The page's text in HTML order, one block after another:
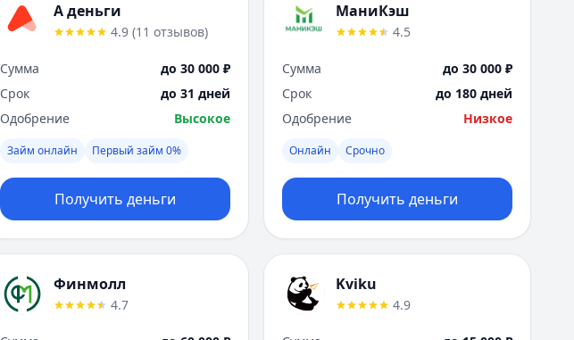
А деньги
4.9 (11 отзывов)
Сумма
до 30 000 ₽
Срок
до 31 дней
Одобрение
Высокое
Займ онлайн Первый займ 0%
Получить деньги
МаниКэш
4.5
Сумма
до 30 000 ₽
Срок
до 180 дней
Одобрение
Низкое
Онлайн Срочно
Получить деньги
Финмолл
4.7
Kviku
4.9